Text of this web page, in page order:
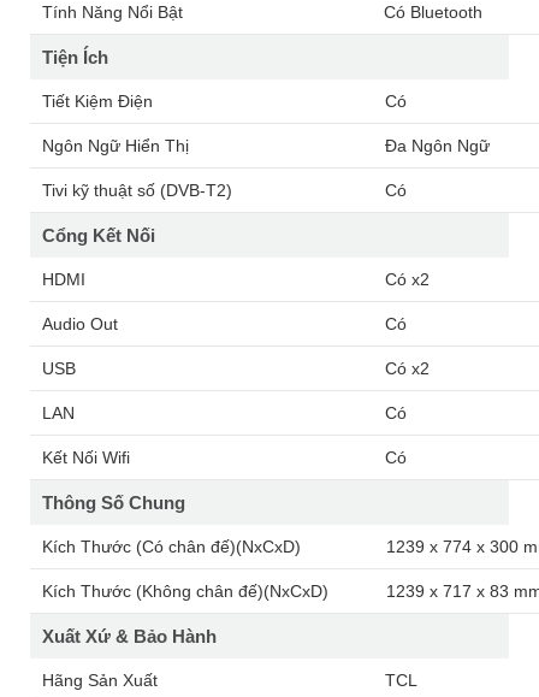
Tính Năng Nổi Bật Có Bluetooth
Tiện Ích
Tiết Kiệm Điện Có
Ngôn Ngữ Hiển Thị Đa Ngôn Ngữ
Tivi kỹ thuật số (DVB-T2) Có
Cổng Kết Nối
HDMI Có x2
Audio Out Có
USB Có x2
LAN Có
Kết Nối Wifi Có
Thông Số Chung
Kích Thước (Có chân đế)(NxCxD) 1239 x 774 x 300
Kích Thước (Không chân đế)(NxCxD) 1239 x 717 x 83
Xuất Xứ & Bảo Hành
Hãng Sản Xuất TCL